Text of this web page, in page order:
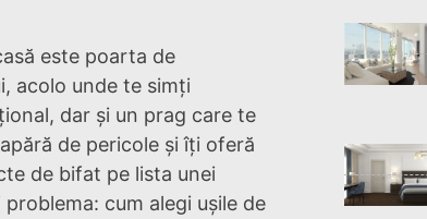
este poarta de
acolo unde te simți
dar și un prag care te
de pericole și îți oferă
de bifat pe lista unei
cum alegi ușile de